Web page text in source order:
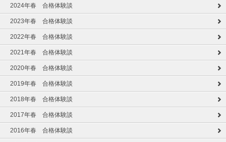
2024年春 合格体験談
2023年春 合格体験談
2022年春 合格体験談
2021年春 合格体験談
2020年春 合格体験談
2019年春 合格体験談
2018年春 合格体験談
2017年春 合格体験談
2016年春 合格体験談